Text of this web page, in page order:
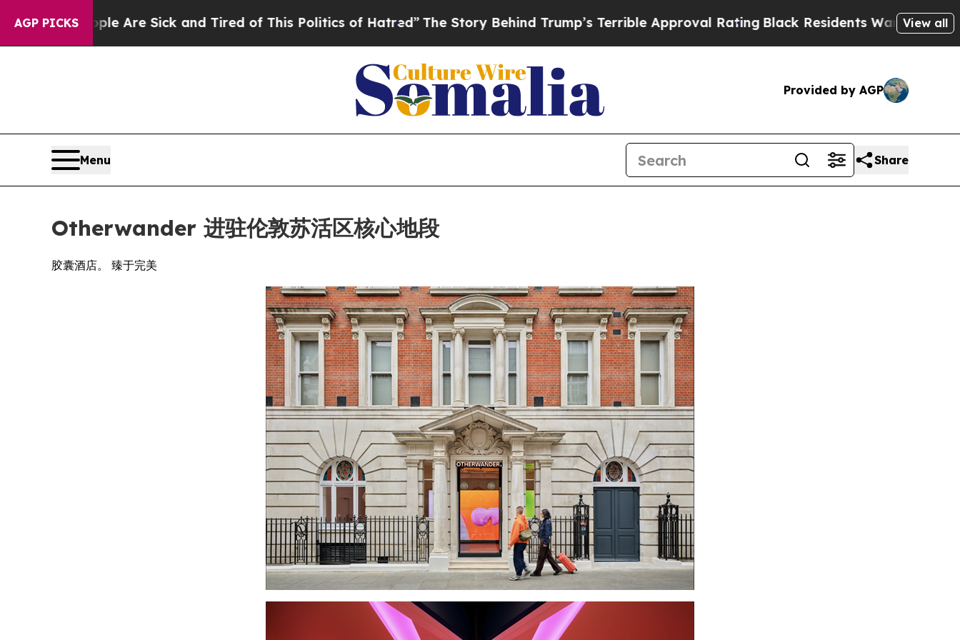
AGP PICKS
Are Sick and Tired of This Politics of Hatred”The Story Behind Trump’s Terrible Approval RatingBlack Residents Warned of Abusive Cops
View all
Provided by AGP
Menu Share
Otherwander 进驻伦敦苏活区核心地段
胶囊酒店。 臻于完美